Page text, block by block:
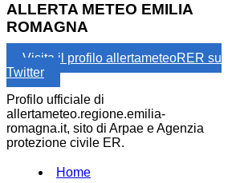
ALLERTA METEO EMILIA
ROMAGNA
Visita il profilo allertameteoRER su
Twitter
Profilo ufficiale di
allertameteo.regione.emilia-
romagna.it, sito di Arpae e Agenzia
protezione civile ER.
Home